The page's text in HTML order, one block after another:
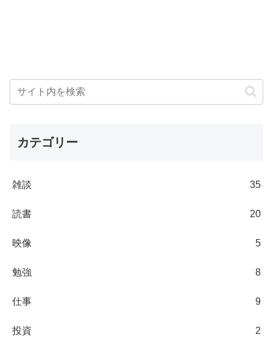
カテゴリー
雑談 35
読書 20
映像 5
勉強 8
仕事 9
投資 2